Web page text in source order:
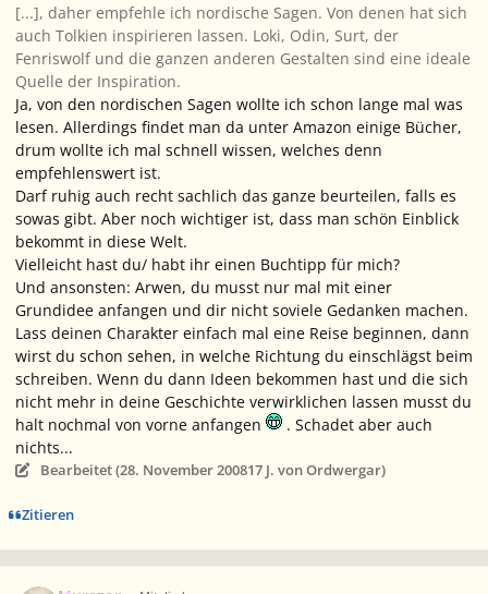
[...], daher empfehle ich nordische Sagen. Von denen hat sich
auch Tolkien inspirieren lassen. Loki, Odin, Surt, der
Fenriswolf und die ganzen anderen Gestalten sind eine ideale
Quelle der Inspiration.
Ja, von den nordischen Sagen wollte ich schon lange mal was
lesen. Allerdings findet man da unter Amazon einige Bücher,
drum wollte ich mal schnell wissen, welches denn
empfehlenswert ist.
Darf ruhig auch recht sachlich das ganze beurteilen, falls es
sowas gibt. Aber noch wichtiger ist, dass man schön Einblick
bekommt in diese Welt.
Vielleicht hast du/ habt ihr einen Buchtipp für mich?
Und ansonsten: Arwen, du musst nur mal mit einer
Grundidee anfangen und dir nicht soviele Gedanken machen.
Lass deinen Charakter einfach mal eine Reise beginnen, dann
wirst du schon sehen, in welche Richtung du einschlägst beim
schreiben. Wenn du dann Ideen bekommen hast und die sich
nicht mehr in deine Geschichte verwirklichen lassen musst du
halt nochmal von vorne anfangen
. Schadet aber auch
nichts...
Bearbeitet (28. November 200817 J. von Ordwergar)
Zitieren